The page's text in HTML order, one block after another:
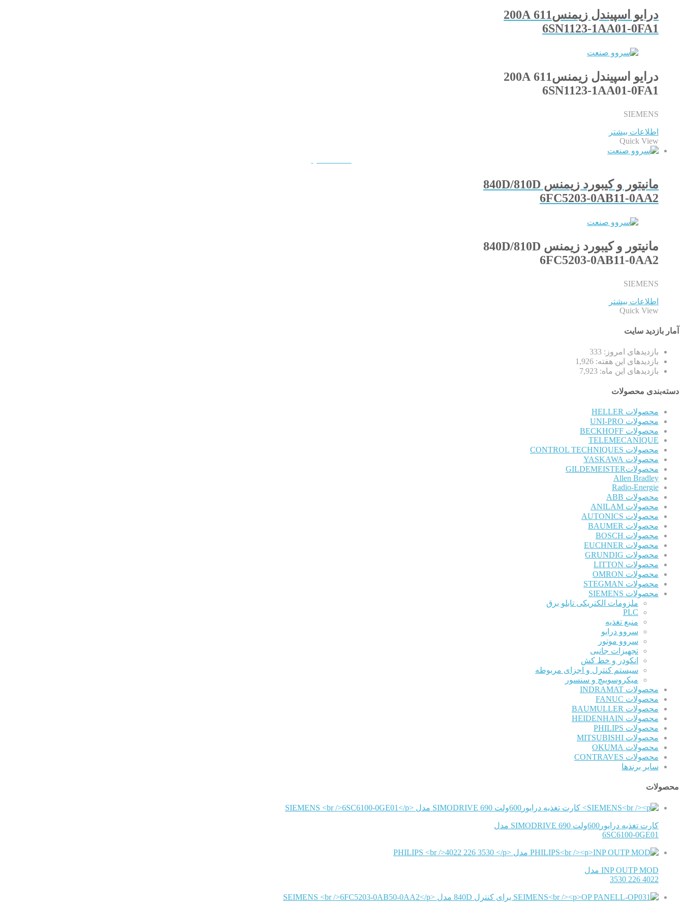
درایو اسپیندل زیمنس611 200A
6SN1123-1AA01-0FA1
درایو اسپیندل زیمنس611 200A
6SN1123-1AA01-0FA1
SIEMENS
اطلاعات بیشتر
Quick View
مانیتور و کیبورد زیمنس 840D/810D
6FC5203-0AB11-0AA2
مانیتور و کیبورد زیمنس 840D/810D
6FC5203-0AB11-0AA2
SIEMENS
اطلاعات بیشتر
Quick View
آمار بازدید سایت
بازدیدهای امروز: 333
بازدیدهای این هفته: 1,926
بازدیدهای این ماه: 7,923
دسته‌بندی محصولات
محصولات HELLER
محصولات UNI-PRO
محصولات BECKHOFF
TELEMECANIQUE
محصولات CONTROL TECHNIQUES
محصولات YASKAWA
محصولاتGILDEMEISTER
Allen Bradley
Radio-Energie
محصولات ABB
محصولات ANILAM
محصولات AUTONICS
محصولات BAUMER
محصولات BOSCH
محصولات EUCHNER
محصولات GRUNDIG
محصولات LITTON
محصولات OMRON
محصولات STEGMAN
محصولات SIEMENS
ملزومات الکتریکی تابلو برق
PLC
منبع تغذیه
سروو درایو
سروو موتور
تجهیزات جانبی
انکودر و خط کش
سیستم کنترل و اجزای مربوطه
میکروسوییچ و سنسور
محصولات INDRAMAT
محصولات FANUC
محصولات BAUMULLER
محصولات HEIDENHAIN
محصولات PHILIPS
محصولات MITSUBISHI
محصولات OKUMA
محصولات CONTRAVES
سایر برندها
محصولات
SIEMENS
کارت تغذیه درایور600ولت SIMODRIVE 690 مدل
6SC6100-0GE01
PHILIPS
INP OUTP MOD مدل
4022 226 3530
SEIMENS